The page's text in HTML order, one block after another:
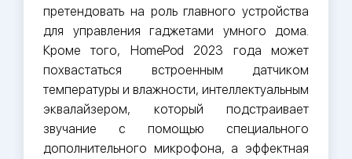
претендовать на роль главного устройства
для управления гаджетами умного дома.
Кроме того, HomePod 2023 года может
похвастаться встроенным датчиком
температуры и влажности, интеллектуальным
эквалайзером, который подстраивает
звучание с помощью специального
дополнительного микрофона, а эффектная